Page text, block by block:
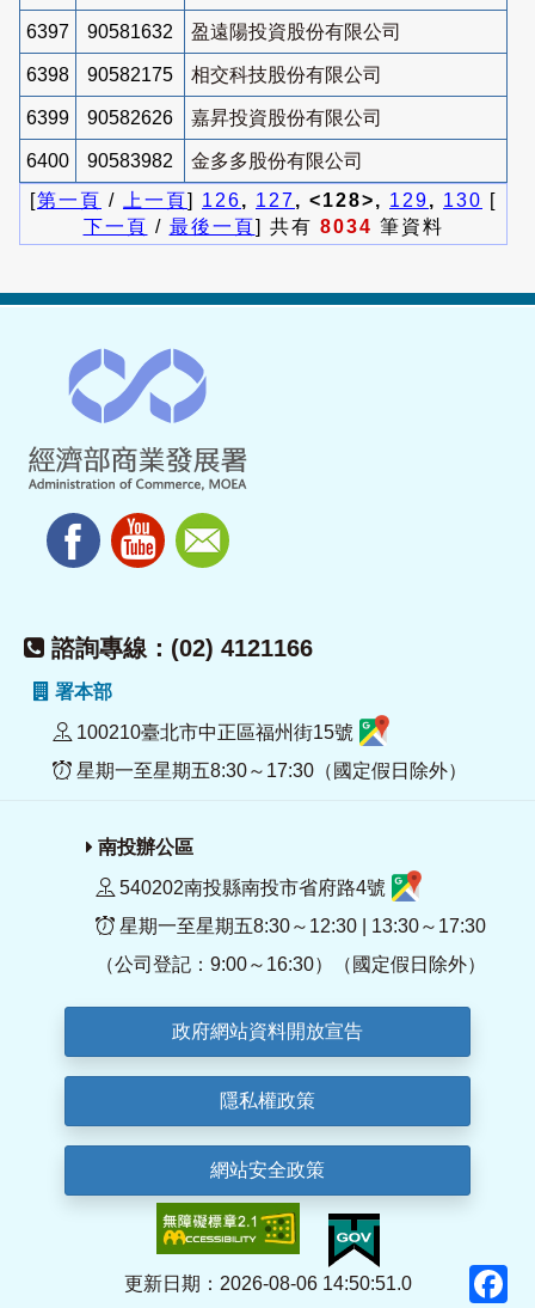
6397 90581632 盈遠陽投資股份有限公司
6398 90582175 相交科技股份有限公司
6399 90582626 嘉昇投資股份有限公司
6400 90583982
金多多股份有限公司
[第一頁 / 上一頁] 126, 127, <128>, 129, 130 [
下一頁 / 最後一頁] 共有 8034 筆資料
諮詢專線：(02) 4121166
署本部
100210臺北市中正區福州街15號
星期一至星期五8:30～17:30（國定假日除外）
南投辦公區
540202南投縣南投市省府路4號
星期一至星期五8:30～12:30 | 13:30～17:30
（公司登記：9:00～16:30）（國定假日除外）
政府網站資料開放宣告
隱私權政策
網站安全政策
更新日期：2026-08-06 14:50:51.0